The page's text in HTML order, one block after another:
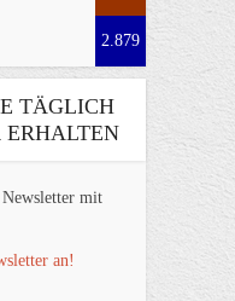
2.879
TÄGLICH
ERHALTEN
mit
an!